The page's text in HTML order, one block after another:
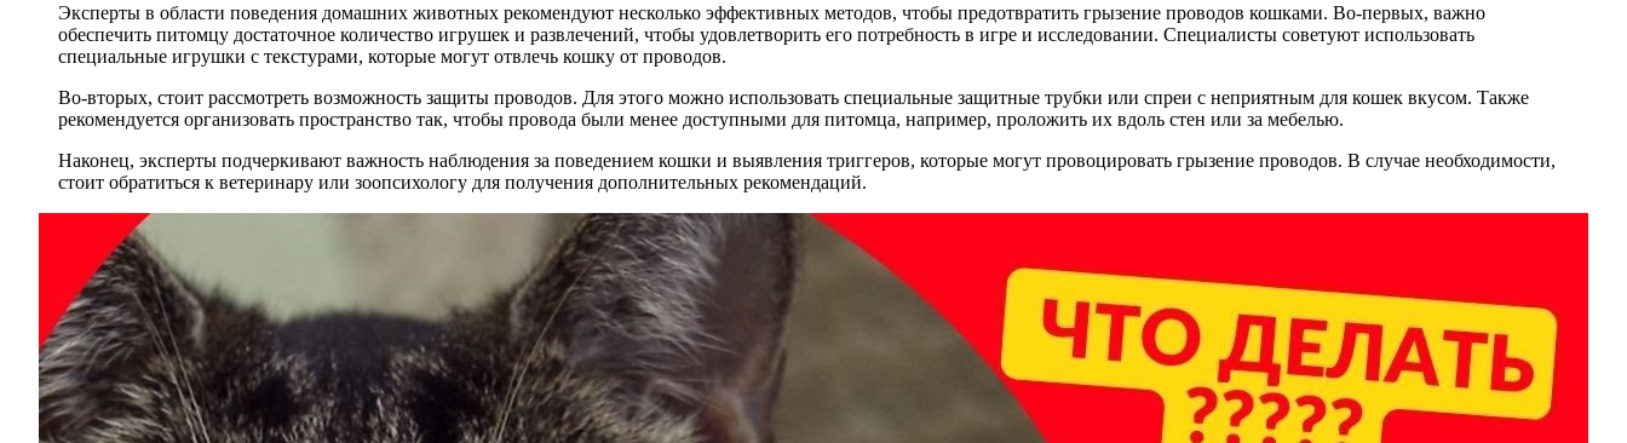
Эксперты в области поведения домашних животных рекомендуют несколько эффективных методов, чтобы предотвратить грызение проводов кошками. Во-первых, важно
обеспечить питомцу достаточное количество игрушек и развлечений, чтобы удовлетворить его потребность в игре и исследовании. Специалисты советуют использовать
специальные игрушки с текстурами, которые могут отвлечь кошку от проводов.
Во-вторых, стоит рассмотреть возможность защиты проводов. Для этого можно использовать специальные защитные трубки или спреи с неприятным для кошек вкусом. Также
рекомендуется организовать пространство так, чтобы провода были менее доступными для питомца, например, проложить их вдоль стен или за мебелью.
Наконец, эксперты подчеркивают важность наблюдения за поведением кошки и выявления триггеров, которые могут провоцировать грызение проводов. В случае необходимости,
стоит обратиться к ветеринару или зоопсихологу для получения дополнительных рекомендаций.